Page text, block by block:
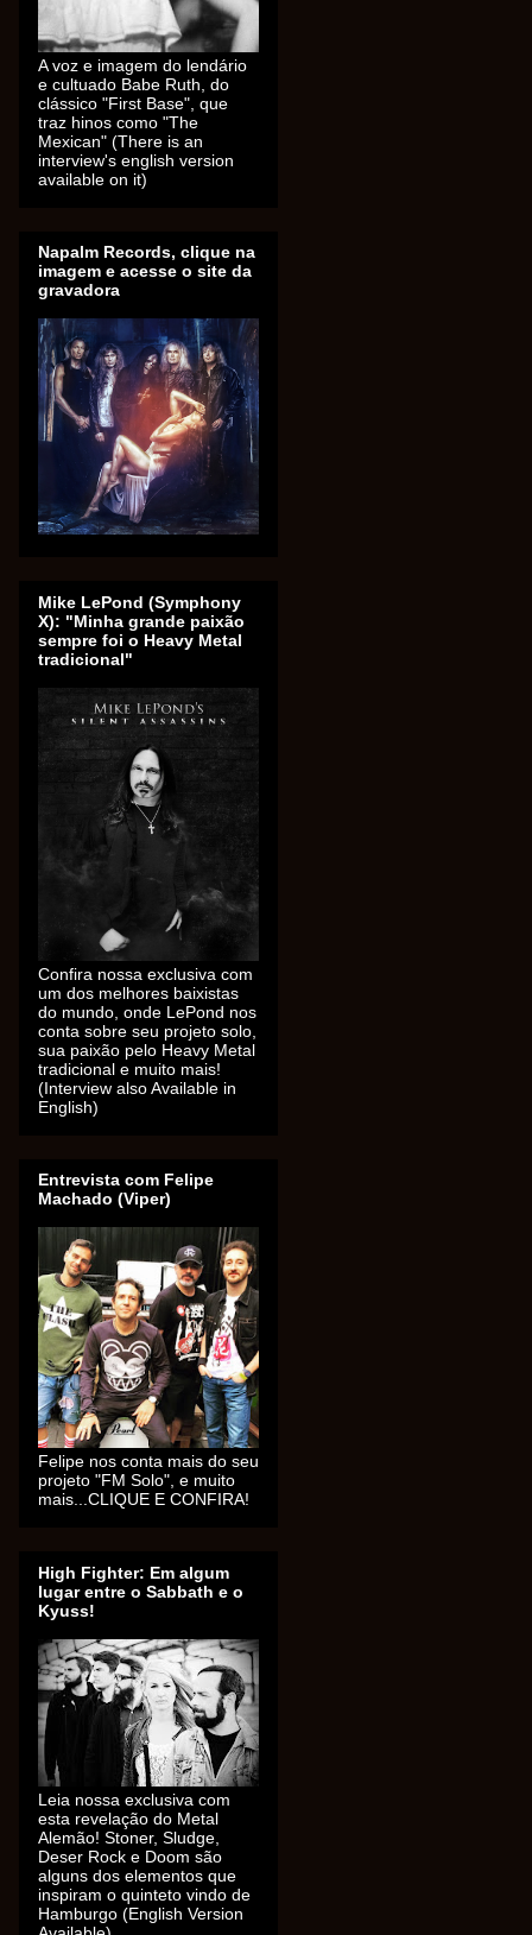
A voz e imagem do lendário
e cultuado Babe Ruth, do
clássico "First Base", que
traz hinos como "The
Mexican" (There is an
interview's english version
available on it)
Napalm Records, clique na
imagem e acesse o site da
gravadora
Mike LePond (Symphony
X): "Minha grande paixão
sempre foi o Heavy Metal
tradicional"
Confira nossa exclusiva com
um dos melhores baixistas
do mundo, onde LePond nos
conta sobre seu projeto solo,
sua paixão pelo Heavy Metal
tradicional e muito mais!
(Interview also Available in
English)
Entrevista com Felipe
Machado (Viper)
Felipe nos conta mais do seu
projeto "FM Solo", e muito
mais...CLIQUE E CONFIRA!
High Fighter: Em algum
lugar entre o Sabbath e o
Kyuss!
Leia nossa exclusiva com
esta revelação do Metal
Alemão! Stoner, Sludge,
Deser Rock e Doom são
alguns dos elementos que
inspiram o quinteto vindo de
Hamburgo (English Version